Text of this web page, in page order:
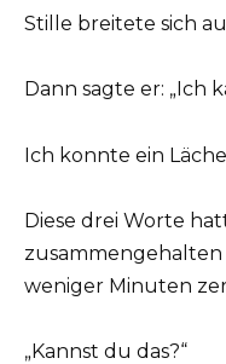
Stille breitete sich
Dann sagte er: „Ich
Ich konnte ein
Diese drei Worte
weniger Minuten
„Kannst du das?“